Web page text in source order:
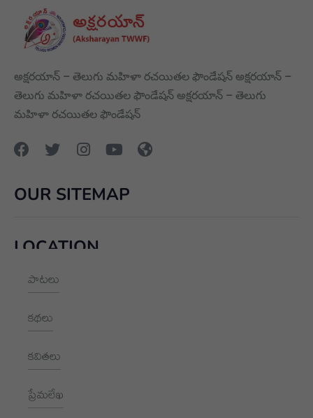
అక్షరయాన్ – తెలుగు మహిళా రచయితల ఫౌండేషన్ అక్షరయాన్ –
తెలుగు మహిళా రచయితల ఫౌండేషన్ అక్షరయాన్ – తెలుగు
మహిళా రచయితల ఫౌండేషన్
OUR SITEMAP
పాటలు
కథలు
కవితలు
ప్రేమలేఖ
LOCATION
+91 9989928562
hello@aksharayan.com
1002, Royal Pavilion, A Block,